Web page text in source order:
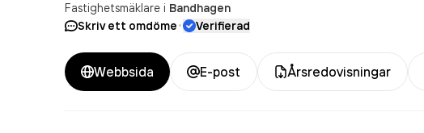
Fastighetsmäklare i Bandhagen
Skriv ett omdöme· Verifierad
Webbsida E-post Årsredovisningar